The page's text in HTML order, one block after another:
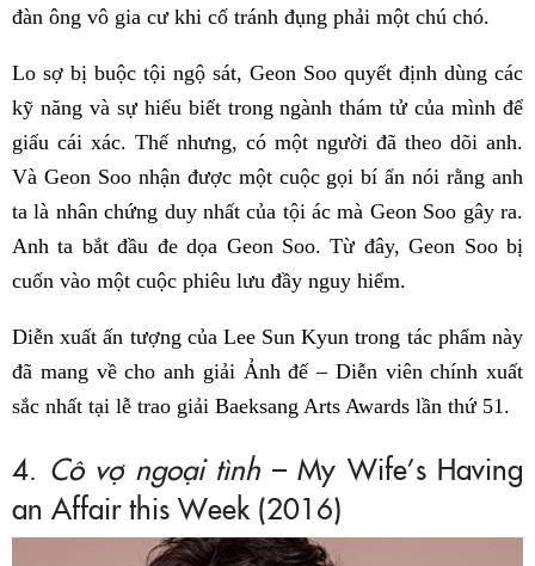
đàn ông vô gia cư khi cố tránh đụng phải một chú chó.
Lo sợ bị buộc tội ngộ sát, Geon Soo quyết định dùng các
kỹ năng và sự hiểu biết trong ngành thám tử của mình để
giấu cái xác. Thế nhưng, có một người đã theo dõi anh.
Và Geon Soo nhận được một cuộc gọi bí ẩn nói rằng anh
ta là nhân chứng duy nhất của tội ác mà Geon Soo gây ra.
Anh ta bắt đầu đe dọa Geon Soo. Từ đây, Geon Soo bị
cuốn vào một cuộc phiêu lưu đầy nguy hiểm.
Diễn xuất ấn tượng của Lee Sun Kyun trong tác phẩm này
đã mang về cho anh giải Ảnh đế – Diễn viên chính xuất
sắc nhất tại lễ trao giải Baeksang Arts Awards lần thứ 51.
4. Cô vợ ngoại tình – My Wife’s Having
an Affair this Week (2016)